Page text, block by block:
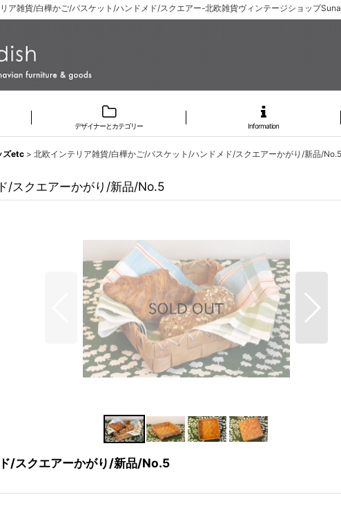
ア雑貨/白樺かご/バスケット/ハンドメド/スクエアー-北欧雑貨ヴィンテージショップ
デザイナーとカテゴリー Information
ズetc > 北欧インテリア雑貨/白樺かご/バスケット/ハンドメド/スクエアーかがり/新品/No.5
/スクエアーかがり/新品/No.5
/スクエアーかがり/新品/No.5